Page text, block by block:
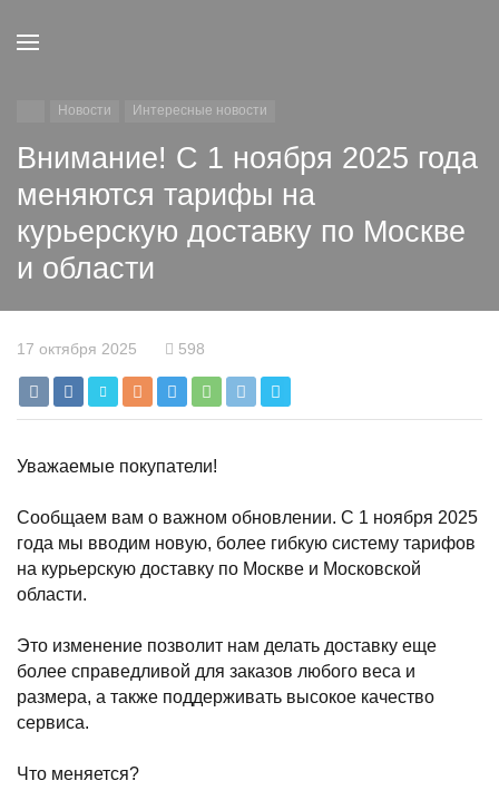
Новости Интересные новости
Внимание! С 1 ноября 2025 года
меняются тарифы на
курьерскую доставку по Москве
и области
17 октября 2025 598
Уважаемые покупатели!
Сообщаем вам о важном обновлении. С 1 ноября 2025
года мы вводим новую, более гибкую систему тарифов
на курьерскую доставку по Москве и Московской
области.
Это изменение позволит нам делать доставку еще
более справедливой для заказов любого веса и
размера, а также поддерживать высокое качество
сервиса.
Что меняется?